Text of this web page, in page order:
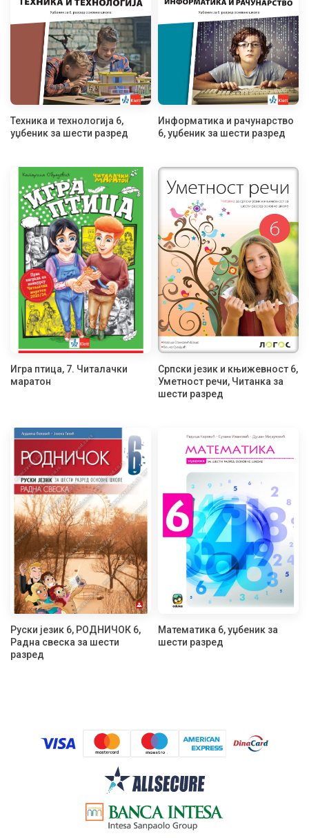
Техника и технологија 6,
уџбеник за шести разред
Информатика и рачунарство
6, уџбеник за шести разред
Игра птица, 7. Читалачки
маратон
Српски језик и књижевност 6,
Уметност речи, Читанка за
шести разред
Руски језик 6, РОДНИЧОК 6,
Радна свеска за шести
разред
Математика 6, уџбеник за
шести разред